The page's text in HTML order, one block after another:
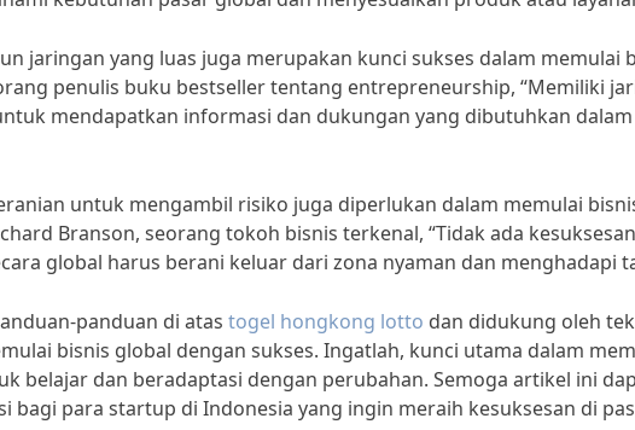
jaringan yang luas juga merupakan kunci sukses dalam memulai
penulis buku bestseller tentang entrepreneurship, “Memiliki
mendapatkan informasi dan dukungan yang dibutuhkan
untuk mengambil risiko juga diperlukan dalam memulai
Branson, seorang tokoh bisnis terkenal, “Tidak ada
global harus berani keluar dari zona nyaman dan menghadapi
panduan di atas togel hongkong lotto dan didukung oleh
bisnis global dengan sukses. Ingatlah, kunci utama dalam
belajar dan beradaptasi dengan perubahan. Semoga artikel ini
bagi para startup di Indonesia yang ingin meraih kesuksesan di